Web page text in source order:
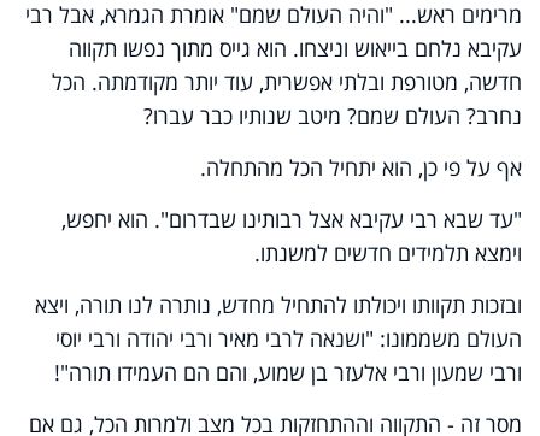
מרימים ראש... "והיה העולם שמם" אומרת הגמרא, אבל רבי
עקיבא נלחם בייאוש וניצחו. הוא גייס מתוך נפשו תקווה
חדשה, מטורפת ובלתי אפשרית, עוד יותר מקודמתה. הכל
נחרב? העולם שמם? מיטב שנותיו כבר עברו?
אף על פי כן, הוא יתחיל הכל מהתחלה.
"עד שבא רבי עקיבא אצל רבותינו שבדרום". הוא יחפש,
וימצא תלמידים חדשים למשנתו.
ובזכות תקוותו ויכולתו להתחיל מחדש, נותרה לנו תורה, ויצא
העולם משממונו: "ושנאה לרבי מאיר ורבי יהודה ורבי יוסי
ורבי שמעון ורבי אלעזר בן שמוע, והם הם העמידו תורה"!
מסר זה - התקווה וההתחזקות בכל מצב ולמרות הכל, גם אם